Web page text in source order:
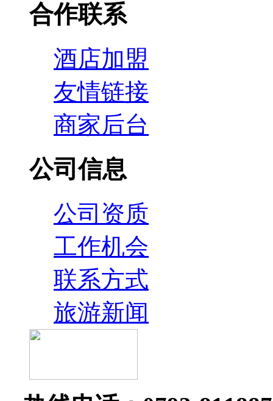
合作联系
酒店加盟
友情链接
商家后台
公司信息
公司资质
工作机会
联系方式
旅游新闻